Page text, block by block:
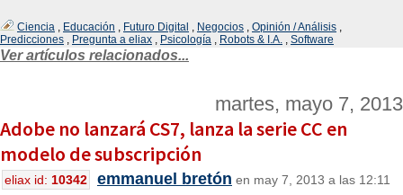
Ciencia , Educación , Futuro Digital , Negocios , Opinión / Análisis ,
Predicciones , Pregunta a eliax , Psicología , Robots & I.A. , Software
Ver artículos relacionados...
martes, mayo 7, 2013
Adobe no lanzará CS7, lanza la serie CC en
modelo de subscripción
eliax id: 10342 emmanuel bretón en may 7, 2013 a las 12:11